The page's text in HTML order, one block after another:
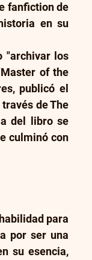
fanfiction de
en su
"archivar los
of the
publicó el
de The
del libro se
culminó con
para
por ser una
su esencia,